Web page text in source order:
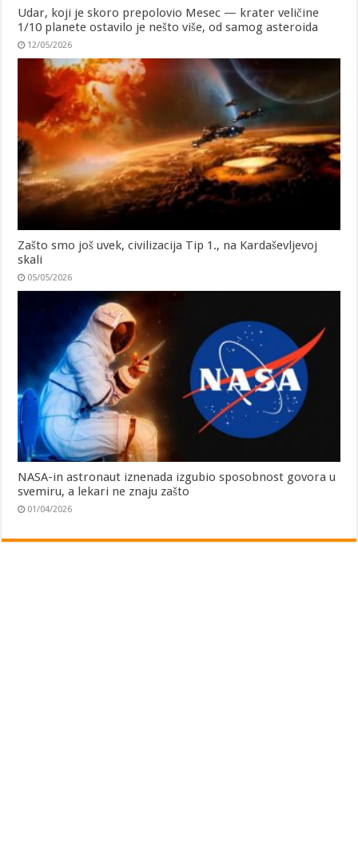
Udar, koji je skoro prepolovio Mesec — krater veličine
1/10 planete ostavilo je nešto više, od samog asteroida
12/05/2026
Zašto smo još uvek, civilizacija Tip 1., na Kardaševljevoj
skali
05/05/2026
NASA-in astronaut iznenada izgubio sposobnost govora u
svemiru, a lekari ne znaju zašto
01/04/2026